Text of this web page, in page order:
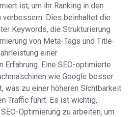
ist, um ihr Ranking in den
verbessern. Dies beinhaltet die
Keywords, die Strukturierung
von Meta-Tags und Title-
einer
Erfahrung. Eine SEO-optimierte
wie Google besser
was zu einer höheren Sichtbarkeit
Traffic führt. Es ist wichtig,
Optimierung zu arbeiten, um